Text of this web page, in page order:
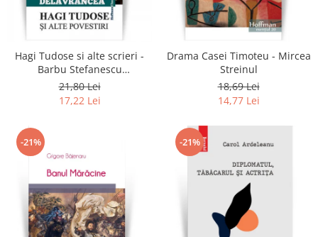
Literatura
Clasica
Contemporana
Moderna
Non-fictiune
Calatorii
Memorii
Publicistica / Reportaje / Interviuri
Stiinte umaniste
Hagi Tudose si alte scrieri -
Barbu Stefanescu
Delavrancea
21,80 Lei
17,22 Lei
Drama Casei Timoteu - Mircea
Streinul
18,69 Lei
14,77 Lei
-21% -21%